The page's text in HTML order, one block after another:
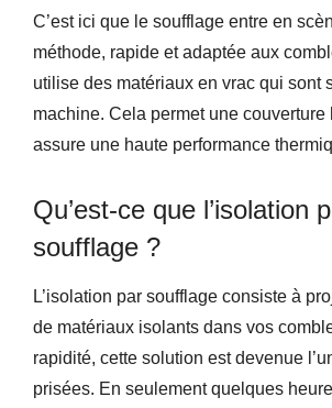
C’est ici que le soufflage entre en
méthode, rapide et adaptée aux
utilise des matériaux en vrac qui sont
machine. Cela permet une couverture
assure une haute performance
Qu’est-ce que l’isolation
soufflage ?
L’isolation par soufflage consiste à
de matériaux isolants dans vos
rapidité, cette solution est devenue
prisées. En seulement quelques